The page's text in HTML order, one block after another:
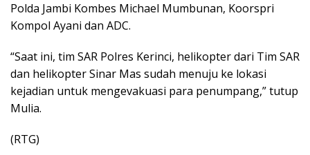
Polda Jambi Kombes Michael Mumbunan, Koorspri
Kompol Ayani dan ADC.
“Saat ini, tim SAR Polres Kerinci, helikopter dari Tim SAR
dan helikopter Sinar Mas sudah menuju ke lokasi
kejadian untuk mengevakuasi para penumpang,” tutup
Mulia.
(RTG)